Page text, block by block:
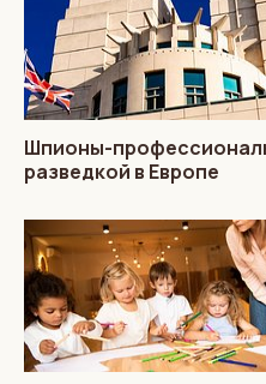
Шпионы-
разведкой в Европе